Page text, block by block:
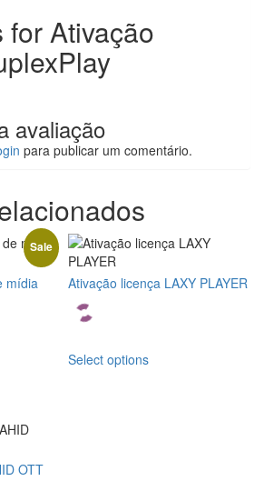
Ativação
avaliação
para publicar um comentário.
Sale
mídia Ativação licença LAXY PLAYER
Select optionsproduto
OTT